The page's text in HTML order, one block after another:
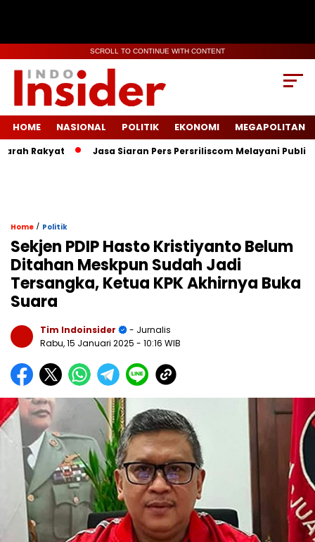
SCROLL TO CONTINUE WITH CONTENT
HOME NASIONAL POLITIK EKONOMI MEGAPOLITAN
Rakyat Jasa Siaran Pers Persriliscom Melayani Publikasi
Home / Politik
Sekjen PDIP Hasto Kristiyanto Belum
Ditahan Meskpun Sudah Jadi
Tersangka, Ketua KPK Akhirnya Buka
Suara
Tim Indoinsider
- Jurnalis
Rabu, 15 Januari 2025 - 10:16 WIB